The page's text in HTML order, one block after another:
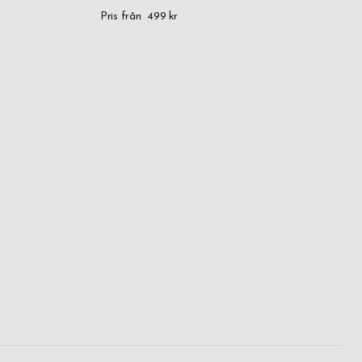
för
Pris från 499 kr